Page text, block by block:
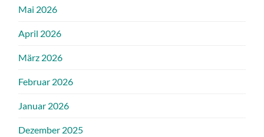
Mai 2026
April 2026
März 2026
Februar 2026
Januar 2026
Dezember 2025